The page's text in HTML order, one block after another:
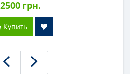
2500 грн.
Купить